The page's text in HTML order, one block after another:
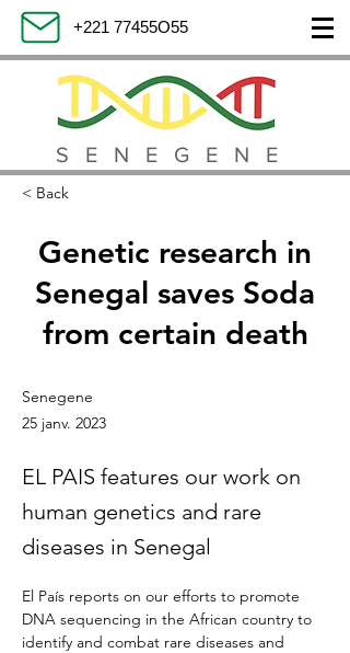
+221 77455O55
SENEGENE
< Back
Genetic research in
Senegal saves Soda
from certain death
Senegene
25 janv. 2023
EL PAIS features our work on
human genetics and rare
diseases in Senegal
El País reports on our efforts to promote
DNA sequencing in the African country to
identify and combat rare diseases and